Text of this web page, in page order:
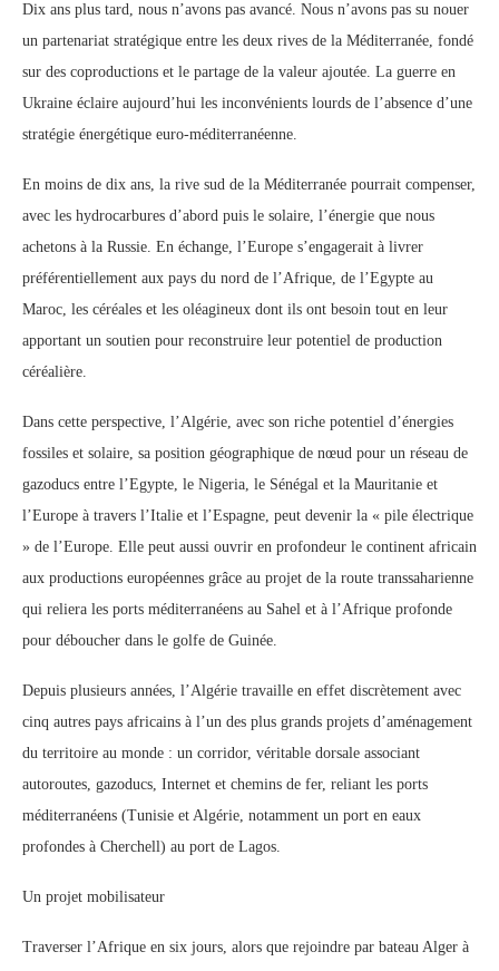
Dix ans plus tard, nous n’avons pas avancé. Nous n’avons pas su nouer
un partenariat stratégique entre les deux rives de la Méditerranée, fondé
sur des coproductions et le partage de la valeur ajoutée. La guerre en
Ukraine éclaire aujourd’hui les inconvénients lourds de l’absence d’une
stratégie énergétique euro-méditerranéenne.
En moins de dix ans, la rive sud de la Méditerranée pourrait compenser,
avec les hydrocarbures d’abord puis le solaire, l’énergie que nous
achetons à la Russie. En échange, l’Europe s’engagerait à livrer
préférentiellement aux pays du nord de l’Afrique, de l’Egypte au
Maroc, les céréales et les oléagineux dont ils ont besoin tout en leur
apportant un soutien pour reconstruire leur potentiel de production
céréalière.
Dans cette perspective, l’Algérie, avec son riche potentiel d’énergies
fossiles et solaire, sa position géographique de nœud pour un réseau de
gazoducs entre l’Egypte, le Nigeria, le Sénégal et la Mauritanie et
l’Europe à travers l’Italie et l’Espagne, peut devenir la « pile électrique
» de l’Europe. Elle peut aussi ouvrir en profondeur le continent africain
aux productions européennes grâce au projet de la route transsaharienne
qui reliera les ports méditerranéens au Sahel et à l’Afrique profonde
pour déboucher dans le golfe de Guinée.
Depuis plusieurs années, l’Algérie travaille en effet discrètement avec
cinq autres pays africains à l’un des plus grands projets d’aménagement
du territoire au monde : un corridor, véritable dorsale associant
autoroutes, gazoducs, Internet et chemins de fer, reliant les ports
méditerranéens (Tunisie et Algérie, notamment un port en eaux
profondes à Cherchell) au port de Lagos.
Un projet mobilisateur
Traverser l’Afrique en six jours, alors que rejoindre par bateau Alger à